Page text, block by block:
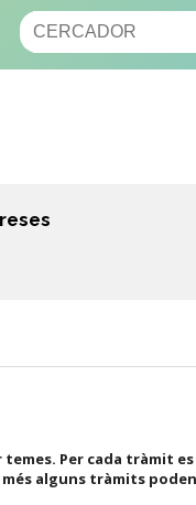
Per cada tràmit
alguns tràmits